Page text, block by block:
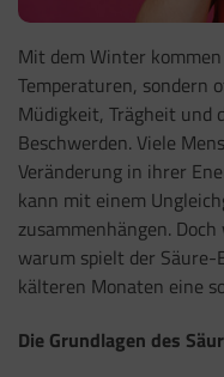
Mit dem Winter
Temperaturen, sondern
Müdigkeit, Trägheit und
Beschwerden. Viele
Veränderung in ihrer
kann mit einem
zusammenhängen.
warum spielt der
kälteren Monaten eine
Die Grundlagen des